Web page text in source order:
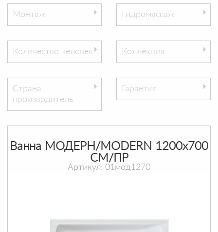
Монтаж Гидромассаж
Количество человек Коллекция
Страна
производитель
Гарантия
Ванна МОДЕРН/MODERN 1200х700
СМ/ПР
Артикул: 01мод1270